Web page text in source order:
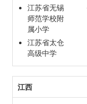
江苏省无锡
师范学校附
属小学
江苏省太仓
高级中学
江西